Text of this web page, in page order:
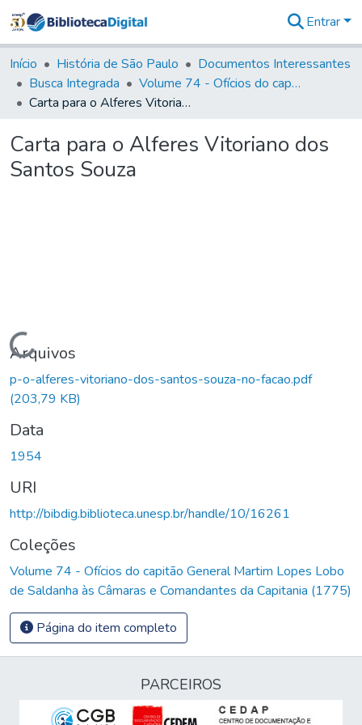
&
Coleções
Tudo na
Biblioteca
Estatísticas
Entrar
Início História de São Paulo
Documentos Interessantes
Busca Integrada
Volume 74 - Ofícios do capitão General Martim Lopes Lobo de Saldanha às Câmaras e Comandantes da Capitania (1775)
Carta para o Alferes Vitoriano dos Santos Souza
Carta para o Alferes Vitoriano dos
Santos Souza
Carregando...
Arquivos
p-o-alferes-vitoriano-dos-santos-souza-no-facao.pdf
(203,79 KB)
Data
1954
URI
http://bibdig.biblioteca.unesp.br/handle/10/16261
Coleções
Volume 74 - Ofícios do capitão General Martim Lopes Lobo
de Saldanha às Câmaras e Comandantes da Capitania (1775)
Página do item completo
PARCEIROS